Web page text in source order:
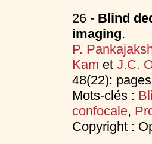
26 - Blind
imaging.
P.
Kam et J.C.
48(22):
Mots-clés :
confocale,
Copyright :